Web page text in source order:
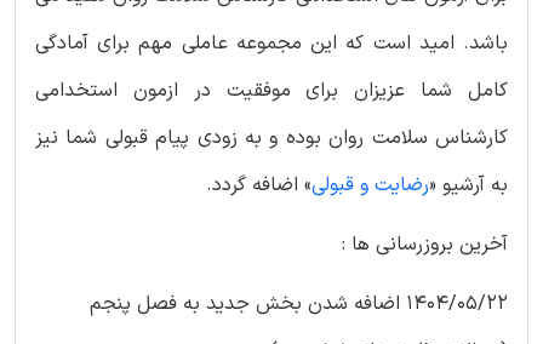
باشد. امید است که این مجموعه عاملی مهم برای آمادگی
کامل شما عزیزان برای موفقیت در ازمون استخدامی
کارشناس سلامت روان بوده و به زودی پیام قبولی شما نیز
به آرشیو «رضایت و قبولی» اضافه گردد.
آخرین بروزرسانی ها :
1404/05/22 اضافه شدن بخش جدید به فصل پنجم